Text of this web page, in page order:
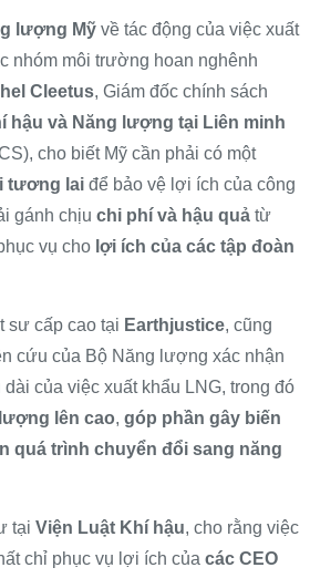
lượng Mỹ về tác động của việc xuất
nhóm môi trường hoan nghênh
Cleetus, Giám đốc chính sách
hậu và Năng lượng tại Liên minh
cho biết Mỹ cần phải có một
tương lai để bảo vệ lợi ích của công
gánh chịu chi phí và hậu quả từ
vụ cho lợi ích của các tập đoàn
sư cấp cao tại Earthjustice, cũng
cứu của Bộ Năng lượng xác nhận
dài của việc xuất khẩu LNG, trong đó
lên cao, góp phần gây biến
quá trình chuyển đổi sang năng
tại Viện Luật Khí hậu, cho rằng việc
chỉ phục vụ lợi ích của các CEO